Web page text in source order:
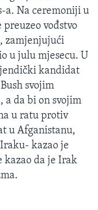
a. Na ceremoniji u
vođstvo
zamjenjujući
u julu mjesecu. U
kandidat
svojim
a da bi on svojim
u ratu protiv
u Afganistanu,
kazao je
kazao da je Irak